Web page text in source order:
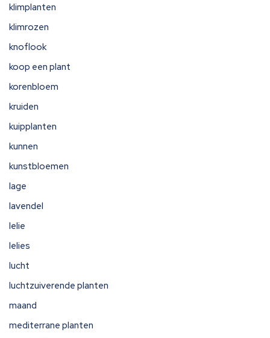
klimplanten
klimrozen
knoflook
koop een plant
korenbloem
kruiden
kuipplanten
kunnen
kunstbloemen
lage
lavendel
lelie
lelies
lucht
luchtzuiverende planten
maand
mediterrane planten